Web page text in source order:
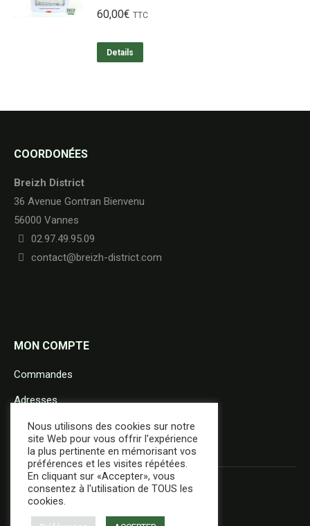
60,00€ TTC
Details
COORDONÉES
Breizh District
36 Avenue Gontran Bienvenu
56000 Vannes
02.97.49.95.09
contact@breizh-district.com
MON COMPTE
Commandes
Adresses
Détails du compte
Nous utilisons des cookies sur notre
site Web pour vous offrir l'expérience
la plus pertinente en mémorisant vos
préférences et les visites répétées.
En cliquant sur «Accepter», vous
consentez à l'utilisation de TOUS les
cookies.